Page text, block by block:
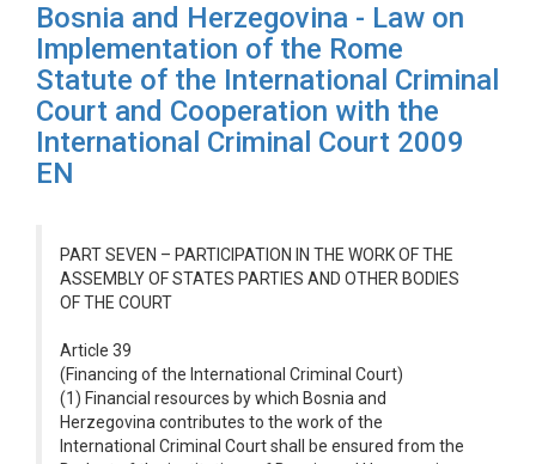
Bosnia and Herzegovina - Law on
Implementation of the Rome
Statute of the International Criminal
Court and Cooperation with the
International Criminal Court 2009
EN
PART SEVEN – PARTICIPATION IN THE WORK OF THE
ASSEMBLY OF STATES PARTIES AND OTHER BODIES
OF THE COURT
Article 39
(Financing of the International Criminal Court)
(1) Financial resources by which Bosnia and
Herzegovina contributes to the work of the
International Criminal Court shall be ensured from the